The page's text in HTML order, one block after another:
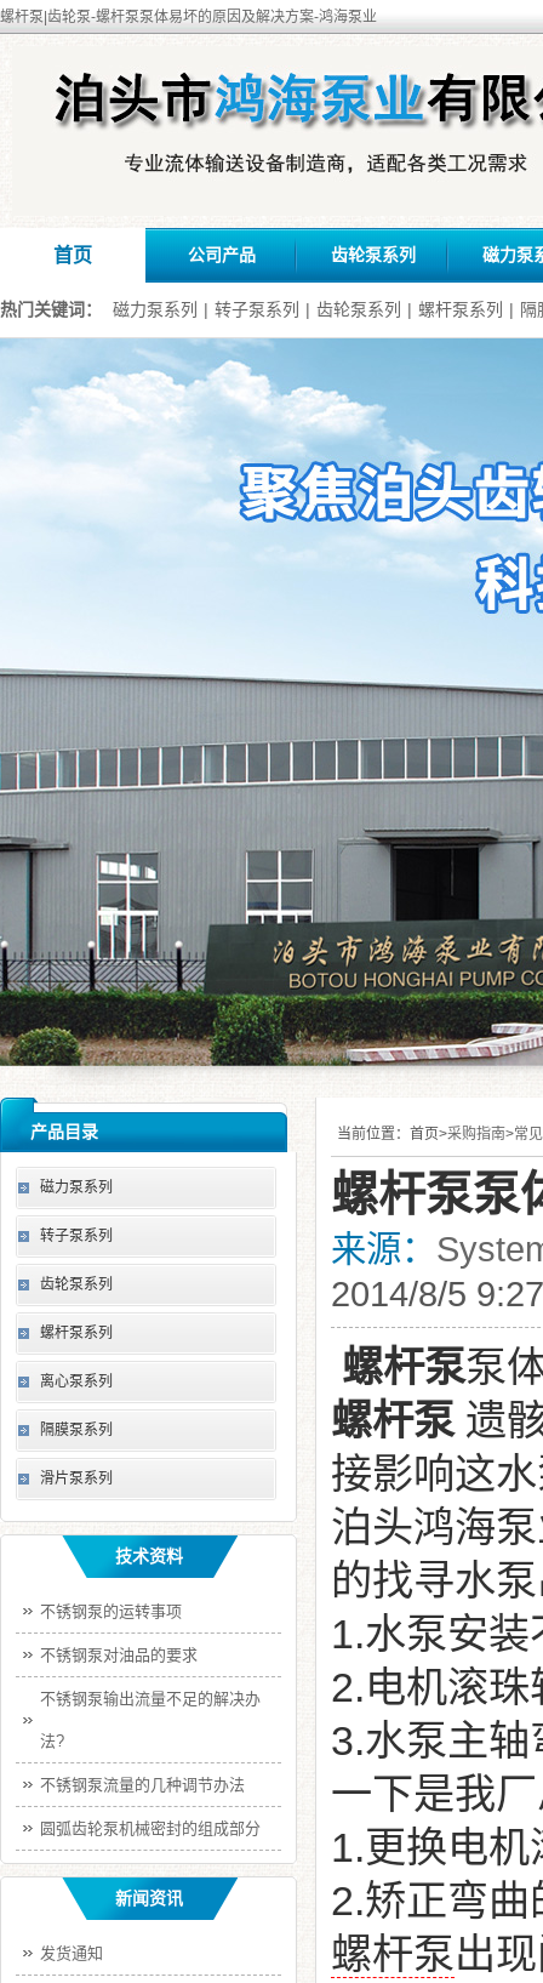
螺杆泵|齿轮泵-螺杆泵泵体易坏的原因及解决方案-鸿海泵业
首页 公司产品 齿轮泵系列 磁力泵
热门关键词： 磁力泵系列 | 转子泵系列 | 齿轮泵系列 | 螺杆泵系列 | 隔
当前位置： 首页>采购指南>常
螺杆泵泵
来源：
2014/8/5
螺杆泵泵
螺杆泵遗
接影响这
泊头鸿海
的找寻水
1.水泵安
2.电机滚
3.水泵主
一下是我
1.更换电
2.矫正弯
螺杆泵出
产品目录
磁力泵系列
转子泵系列
齿轮泵系列
螺杆泵系列
离心泵系列
隔膜泵系列
滑片泵系列
技术资料
不锈钢泵的运转事项
不锈钢泵对油品的要求
不锈钢泵输出流量不足的解决办
法?
不锈钢泵流量的几种调节办法
圆弧齿轮泵机械密封的组成部分
新闻资讯
发货通知